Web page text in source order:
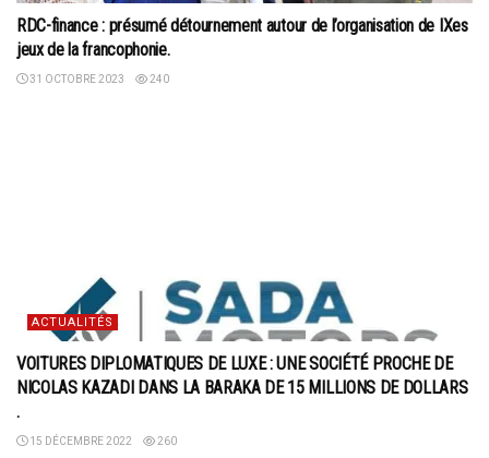
RDC-finance : présumé détournement autour de l’organisation de IXes
jeux de la francophonie.
31 OCTOBRE 2023 240
ACTUALITÉS
VOITURES DIPLOMATIQUES DE LUXE : UNE SOCIÉTÉ PROCHE DE
NICOLAS KAZADI DANS LA BARAKA DE 15 MILLIONS DE DOLLARS
.
15 DÉCEMBRE 2022 260